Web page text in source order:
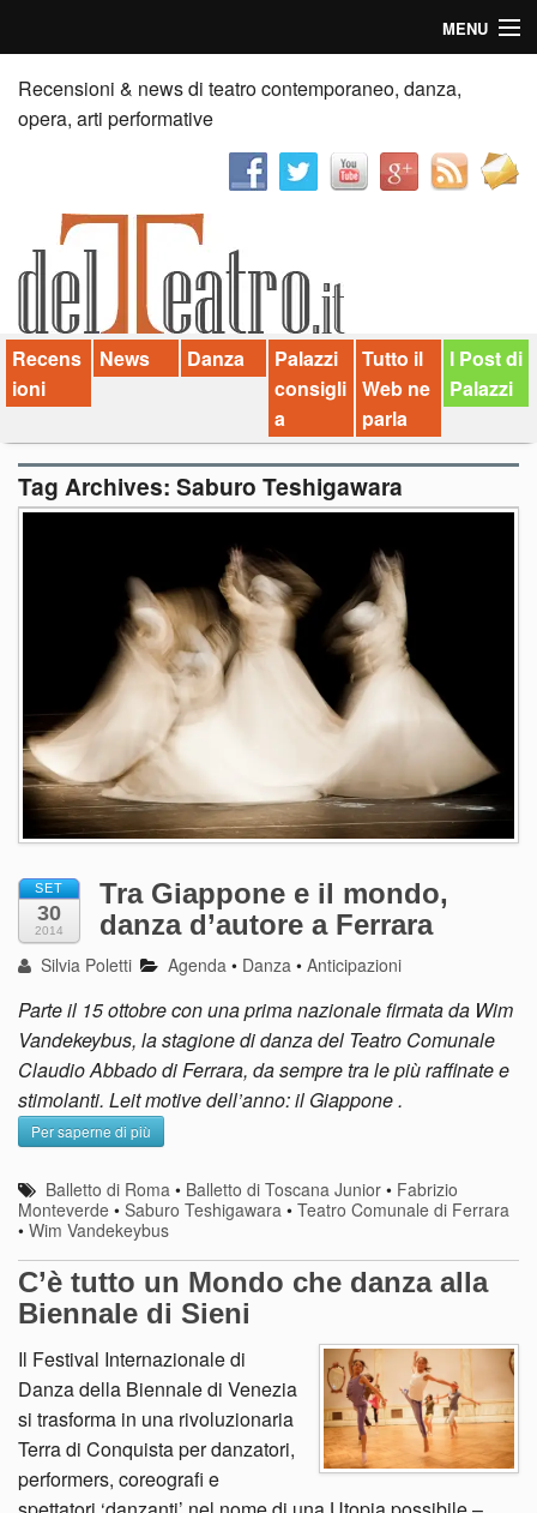
MENU
Home
Recensioni
News
Palazzi consiglia
Video
Chi siamo
Contatti
Recensioni & news di teatro contemporaneo, danza,
opera, arti performative
Recens
ioni
News Danza
Palazzi
consigli
a
Tutto il
Web ne
parla
I Post di
Palazzi
Tag Archives: Saburo Teshigawara
SET
30
2014
Tra Giappone e il mondo,
danza d’autore a Ferrara
Silvia Poletti Agenda • Danza •Anticipazioni
Parte il 15 ottobre con una prima nazionale firmata da Wim
Vandekeybus, la stagione di danza del Teatro Comunale
Claudio Abbado di Ferrara, da sempre tra le più raffinate e
stimolanti. Leit motive dell’anno: il Giappone .
Per saperne di più
Balletto di Roma • Balletto di Toscana Junior • Fabrizio
Monteverde • Saburo Teshigawara • Teatro Comunale di Ferrara
• Wim Vandekeybus
C’è tutto un Mondo che danza alla
Biennale di Sieni
Il Festival Internazionale di
Danza della Biennale di Venezia
si trasforma in una rivoluzionaria
Terra di Conquista per danzatori,
performers, coreografi e